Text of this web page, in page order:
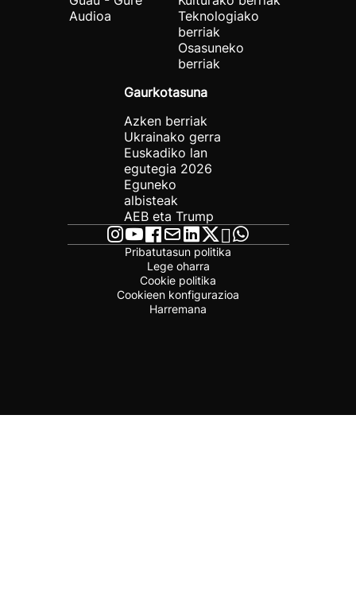
Audioa
Teknologiako
berriak
Osasuneko
berriak
Gaurkotasuna
Azken berriak
Ukrainako gerra
Euskadiko lan
egutegia 2026
Eguneko
albisteak
AEB eta Trump
Pribatutasun politika
Lege oharra
Cookie politika
Cookieen konfigurazioa
Harremana